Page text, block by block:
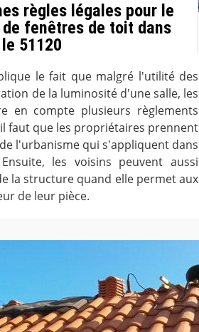
règles légales pour le
fenêtres de toit dans
51120
le fait que malgré l'utilité des
de la luminosité d'une salle, les
en compte plusieurs règlements
faut que les propriétaires prennent
l'urbanisme qui s'appliquent dans
les voisins peuvent aussi
la structure quand elle permet aux
de leur pièce.